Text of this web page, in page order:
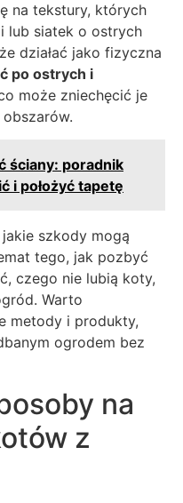
na tekstury, których
lub siatek o ostrych
działać jako fizyczna
po ostrych i
może zniechęcić je
ściany: poradnik
i położyć tapetę
szkody mogą
tego, jak pozbyć
czego nie lubią koty,
Warto
metody i produkty,
ogrodem bez
na
z